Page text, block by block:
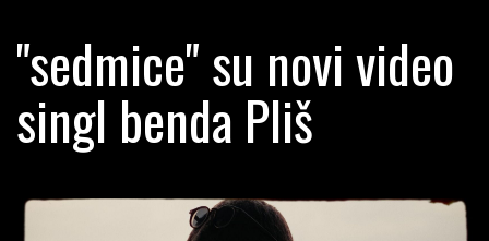
"sedmice" su novi video
singl benda Pliš